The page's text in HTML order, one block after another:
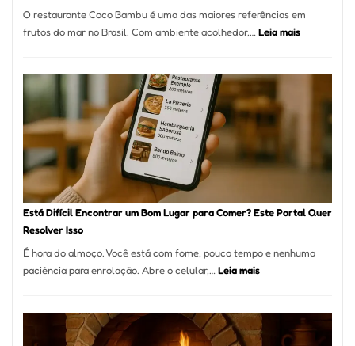
Alta
Gastronomia
O restaurante Coco Bambu é uma das maiores referências em
frutos do mar no Brasil. Com ambiente acolhedor,… Leia mais:
encontrar
reservar
Paulo
Está Difícil Encontrar um Bom Lugar para Comer? Este Portal Quer
Resolver Isso
É hora do almoço. Você está com fome, pouco tempo e nenhuma
paciência para enrolação. Abre o celular,… Leia mais:
Encontrar
um